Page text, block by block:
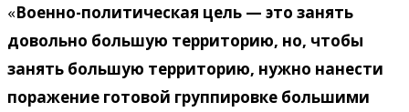
«Военно-политическая цель — это занять
довольно большую территорию, но, чтобы
занять большую территорию, нужно нанести
поражение готовой группировке большими